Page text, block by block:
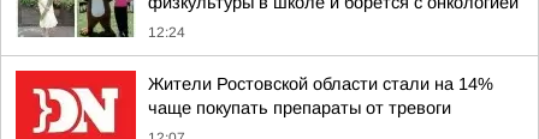
12:24
Жители Ростовской области стали на 14%
чаще покупать препараты от тревоги